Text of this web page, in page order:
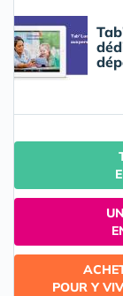
POUR Y